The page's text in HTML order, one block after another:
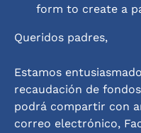
form to create a
Queridos padres,
Estamos
recaudación de
podrá compartir con
correo electrónico,